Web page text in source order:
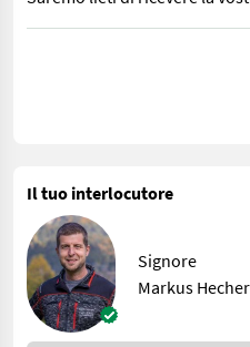
Franz Fritz, benna ribaltabile
Il tuo interlocutore
Signore
Markus Hecher